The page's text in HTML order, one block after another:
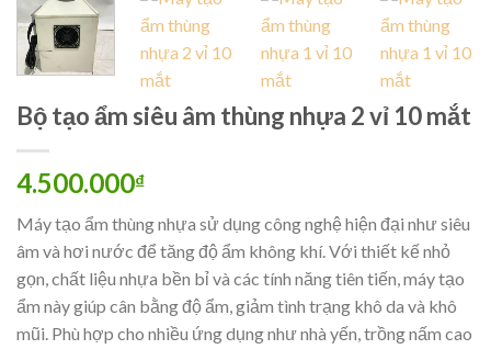
Bộ tạo ẩm siêu âm thùng nhựa 2 vỉ 10 mắt
4.500.000₫
Máy tạo ẩm thùng nhựa sử dụng công nghệ hiện đại như siêu
âm và hơi nước để tăng độ ẩm không khí. Với thiết kế nhỏ
gọn, chất liệu nhựa bền bỉ và các tính năng tiên tiến, máy tạo
ẩm này giúp cân bằng độ ẩm, giảm tình trạng khô da và khô
mũi. Phù hợp cho nhiều ứng dụng như nhà yến, trồng nấm cao